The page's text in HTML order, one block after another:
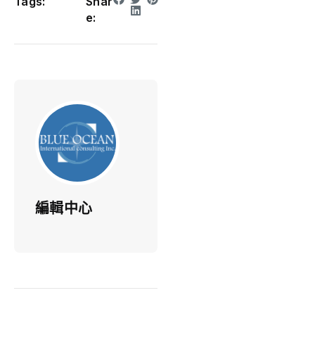
e:
編輯中心